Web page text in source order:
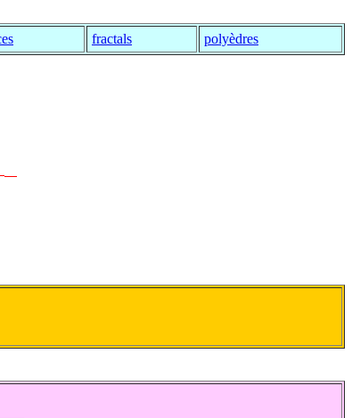
fractals polyèdres